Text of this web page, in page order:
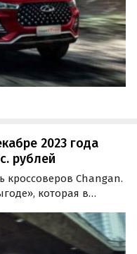
2023 года
рублей
кроссоверов Changan.
которая в
100 тыс. рублей,